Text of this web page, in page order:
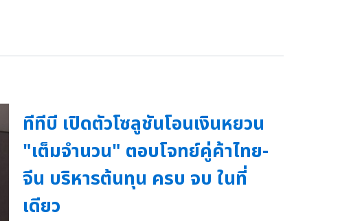
ทีทีบี เปิดตัวโซลูชันโอนเงินหยวน
"เต็มจำนวน" ตอบโจทย์คู่ค้าไทย-
จีน บริหารต้นทุน ครบ จบ ในที่
เดียว